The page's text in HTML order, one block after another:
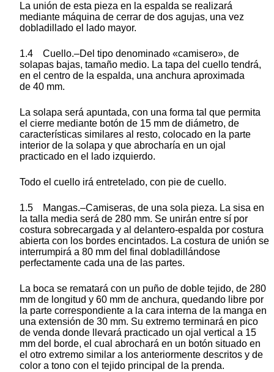
La unión de esta pieza en la espalda se realizará
mediante máquina de cerrar de dos agujas, una vez
dobladillado el lado mayor.
1.4 Cuello.–Del tipo denominado «camisero», de
solapas bajas, tamaño medio. La tapa del cuello tendrá,
en el centro de la espalda, una anchura aproximada
de 40 mm.
La solapa será apuntada, con una forma tal que permita
el cierre mediante botón de 15 mm de diámetro, de
características similares al resto, colocado en la parte
interior de la solapa y que abrocharía en un ojal
practicado en el lado izquierdo.
Todo el cuello irá entretelado, con pie de cuello.
1.5 Mangas.–Camiseras, de una sola pieza. La sisa en
la talla media será de 280 mm. Se unirán entre sí por
costura sobrecargada y al delantero-espalda por costura
abierta con los bordes encintados. La costura de unión se
interrumpirá a 80 mm del final dobladillándose
perfectamente cada una de las partes.
La boca se rematará con un puño de doble tejido, de 280
mm de longitud y 60 mm de anchura, quedando libre por
la parte correspondiente a la cara interna de la manga en
una extensión de 30 mm. Su extremo terminará en pico
de venda donde llevará practicado un ojal vertical a 15
mm del borde, el cual abrochará en un botón situado en
el otro extremo similar a los anteriormente descritos y de
color a tono con el tejido principal de la prenda.